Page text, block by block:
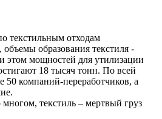
текстильным отходам
образования текстиля -
этом мощностей для утилизации
18 тысяч тонн. По всей
50 компаний-переработчиков, а
текстиль – мертвый груз